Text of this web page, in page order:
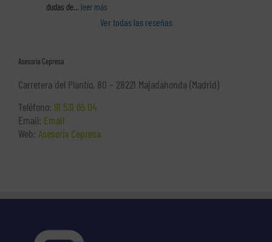
dudas de... leer más
Ver todas las reseñas
Asesoría Cepresa
Carretera del Plantío, 80 – 28221 Majadahonda (Madrid)
Teléfono: 91 531 65 04
Email: Email
Web: Asesoría Cepresa